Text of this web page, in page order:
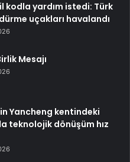
kodla yardım istedi: Türk
uçakları havalandı
Mesajı
Yancheng kentindeki
teknolojik dönüşüm hız